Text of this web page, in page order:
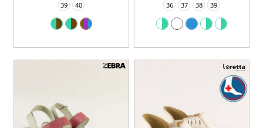
39 40 36 37 38 39